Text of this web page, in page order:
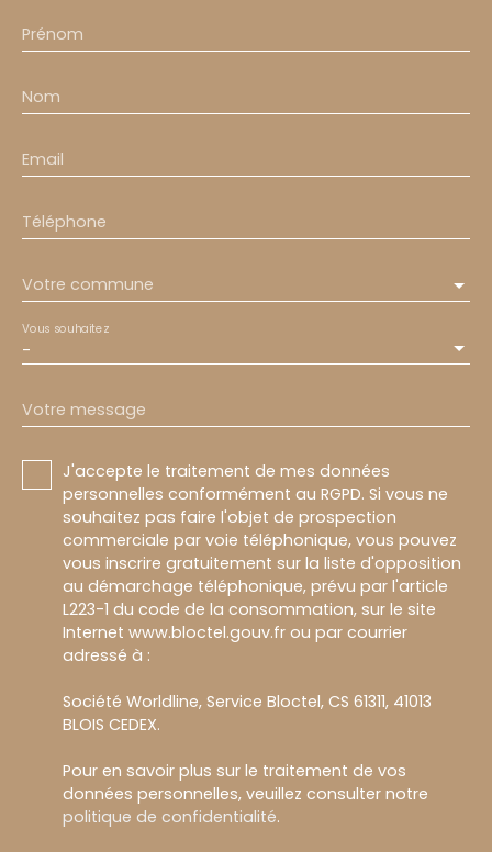
Prénom
Nom
Email
Téléphone
Votre commune
-
Vous souhaitez
Votre message
J'accepte le traitement de mes données
personnelles conformément au RGPD. Si vous ne
souhaitez pas faire l'objet de prospection
commerciale par voie téléphonique, vous pouvez
vous inscrire gratuitement sur la liste d'opposition
au démarchage téléphonique, prévu par l'article
L223-1 du code de la consommation, sur le site
Internet www.bloctel.gouv.fr ou par courrier
adressé à :
Société Worldline, Service Bloctel, CS 61311, 41013
BLOIS CEDEX.
Pour en savoir plus sur le traitement de vos
données personnelles, veuillez consulter notre
politique de confidentialité.